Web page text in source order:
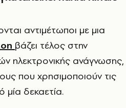
αντιμέτωποι με μια
βάζει τέλος στην
ηλεκτρονικής ανάγνωσης,
που χρησιμοποιούν τις
μία δεκαετία.